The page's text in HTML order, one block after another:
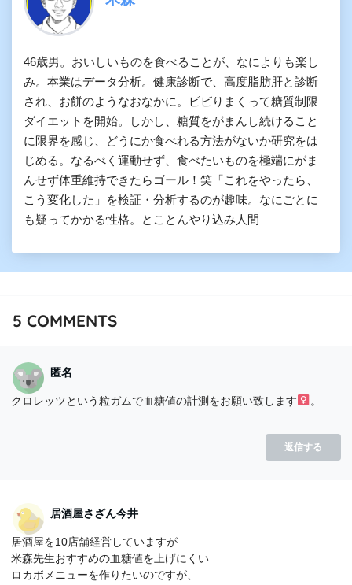
46歳男。おいしいものを食べることが、なによりも楽し
み。本業はデータ分析。健康診断で、高度脂肪肝と診断
され、お餅のようなおなかに。ビビりまくって糖質制限
ダイエットを開始。しかし、糖質をがまんし続けること
に限界を感じ、どうにか食べれる方法がないか研究をは
じめる。なるべく運動せず、食べたいものを極端にがま
んせず体重維持できたらゴール！笑「これをやったら、
こう変化した」を検証・分析するのが趣味。なにごとに
も疑ってかかる性格。とことんやり込み人間
5 COMMENTS
匿名
クロレッツという粒ガムで血糖値の計測をお願い致します‍ 。
返信する
居酒屋さざん今井
居酒屋を10店舗経営していますが
米森先生おすすめの血糖値を上げにくい
ロカボメニューを作りたいのですが、